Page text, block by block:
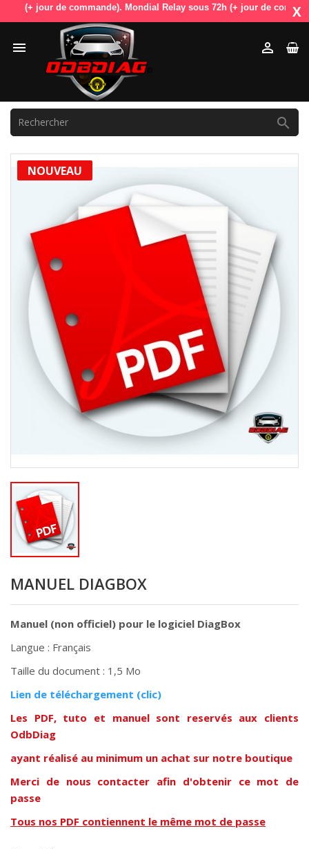
jour de commande). Mondial Relay sous 72h (+ jour de X
 

NOUVEAU
MANUEL DIAGBOX
Manuel (non officiel) pour le logiciel DiagBox
Langue : Français
Taille du document : 1,5 Mo
Lien de téléchargement (clic)
Les PDF, tuto et manuel sont reservés aux clients
OdbDiag
ayant réalisé au minimum un achat sur notre boutique
Merci de nous contacter afin d'obtenir ce mot de
passe
Tous nos PDF contiennent le même mot de passe